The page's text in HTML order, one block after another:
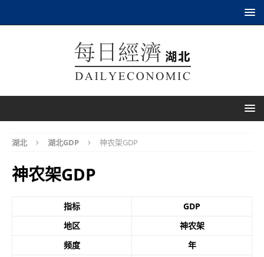
湖北 湖北GDP 神农架GDP
神农架GDP
指标
GDP
地区
神农架
频度
年